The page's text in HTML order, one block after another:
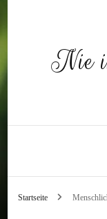
Nie
Startseite